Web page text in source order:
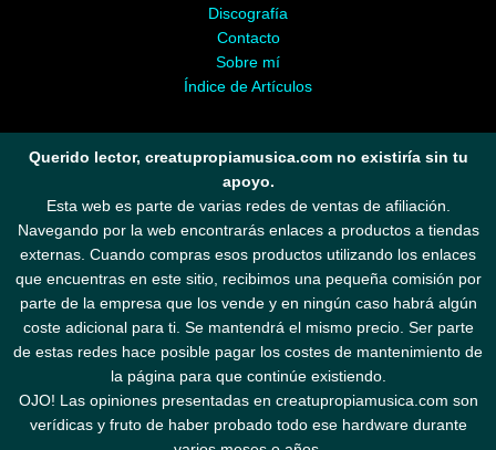
Discografía
Contacto
Sobre mí
Índice de Artículos
Querido lector, creatupropiamusica.com no existiría sin tu
apoyo.
Esta web es parte de varias redes de ventas de afiliación.
Navegando por la web encontrarás enlaces a productos a tiendas
externas. Cuando compras esos productos utilizando los enlaces
que encuentras en este sitio, recibimos una pequeña comisión por
parte de la empresa que los vende y en ningún caso habrá algún
coste adicional para ti. Se mantendrá el mismo precio. Ser parte
de estas redes hace posible pagar los costes de mantenimiento de
la página para que continúe existiendo.
OJO! Las opiniones presentadas en creatupropiamusica.com son
verídicas y fruto de haber probado todo ese hardware durante